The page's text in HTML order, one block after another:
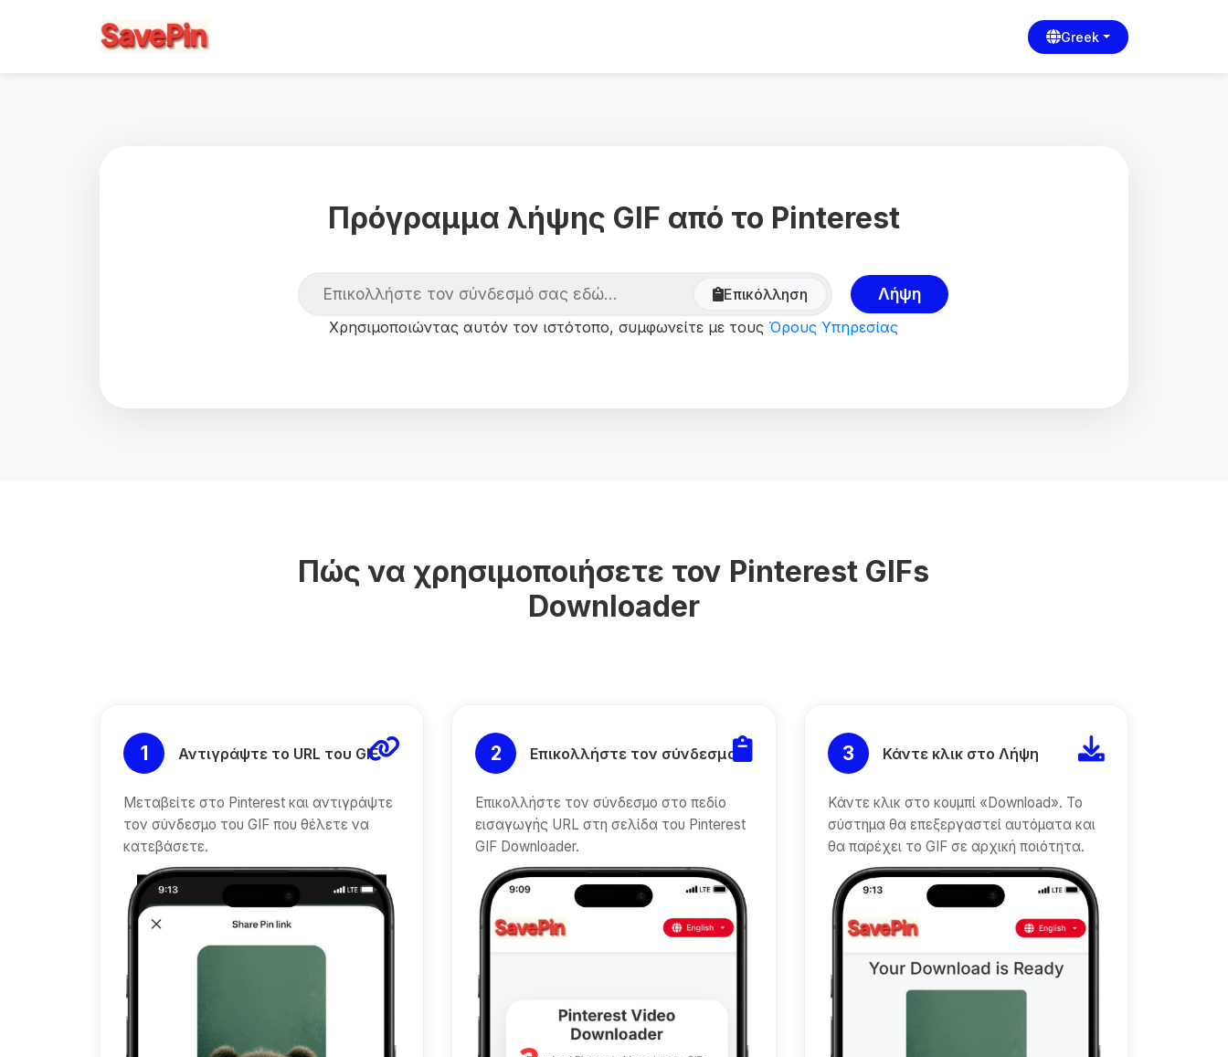
Greek
Πρόγραμμα λήψης GIF από το Pinterest
Επικόλληση Λήψη
Χρησιμοποιώντας αυτόν τον ιστότοπο, συμφωνείτε με τους Όρους Υπηρεσίας
Πώς να χρησιμοποιήσετε τον Pinterest GIFs
Downloader
1 Αντιγράψτε το URL του GIF
Μεταβείτε στο Pinterest και αντιγράψτε
τον σύνδεσμο του GIF που θέλετε να
κατεβάσετε.
2 Επικολλήστε τον σύνδεσμο
Επικολλήστε τον σύνδεσμο στο πεδίο
εισαγωγής URL στη σελίδα του Pinterest
GIF Downloader.
3 Κάντε κλικ στο Λήψη
Κάντε κλικ στο κουμπί «Download». Το
σύστημα θα επεξεργαστεί αυτόματα και
θα παρέχει το GIF σε αρχική ποιότητα.